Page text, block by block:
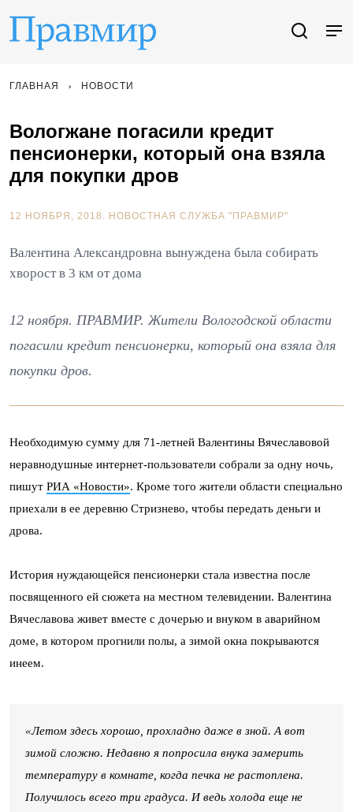
ГЛАВНАЯ НОВОСТИ
Вологжане погасили кредит
пенсионерки, который она взяла
для покупки дров
12 НОЯБРЯ, 2018. НОВОСТНАЯ СЛУЖБА "ПРАВМИР"
Валентина Александровна вынуждена была собирать
хворост в 3 км от дома
12 ноября. ПРАВМИР. Жители Вологодской области
погасили кредит пенсионерки, который она взяла для
покупки дров.
Необходимую сумму для 71-летней Валентины Вячеславовой
неравнодушные интернет-пользователи собрали за одну ночь,
пишут РИА «Новости». Кроме того жители области специально
приехали в ее деревню Стризнево, чтобы передать деньги и
дрова.
История нуждающейся пенсионерки стала известна после
посвященного ей сюжета на местном телевидении. Валентина
Вячеславова живет вместе с дочерью и внуком в аварийном
доме, в котором прогнили полы, а зимой окна покрываются
инеем.
«Летом здесь хорошо, прохладно даже в зной. А вот
зимой сложно. Недавно я попросила внука замерить
температуру в комнате, когда печка не растоплена.
Получилось всего три градуса. И ведь холода еще не